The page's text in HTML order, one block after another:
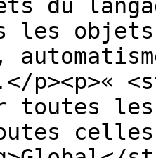
du
les
toutes les